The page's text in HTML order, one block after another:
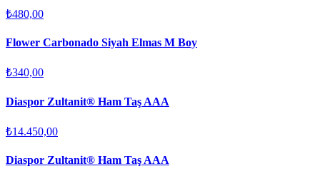
₺480,00
Flower Carbonado Siyah Elmas M Boy
₺340,00
Diaspor Zultanit® Ham Taş AAA
₺14.450,00
Diaspor Zultanit® Ham Taş AAA